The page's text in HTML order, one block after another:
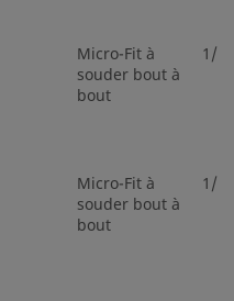
Micro-Fit à
souder bout à
bout
1/4
Micro-Fit à
souder bout à
bout
1/4